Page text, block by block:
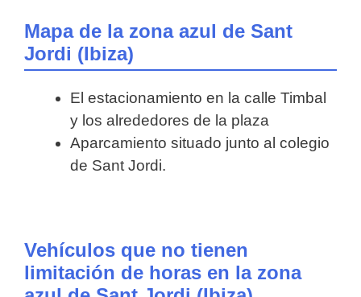
Mapa de la zona azul de Sant
Jordi (Ibiza)
El estacionamiento en la calle Timbal
y los alrededores de la plaza
Aparcamiento situado junto al colegio
de Sant Jordi.
Vehículos que no tienen
limitación de horas en la zona